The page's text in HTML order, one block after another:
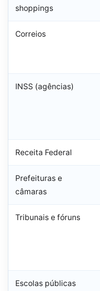
shoppings
Correios
INSS (agências)
Receita Federal
Prefeituras e
câmaras
Tribunais e fóruns
Escolas públicas